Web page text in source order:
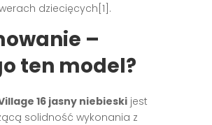
dziecięcych[1].
–
ten model?
16 jasny niebieski jest
solidność wykonania z